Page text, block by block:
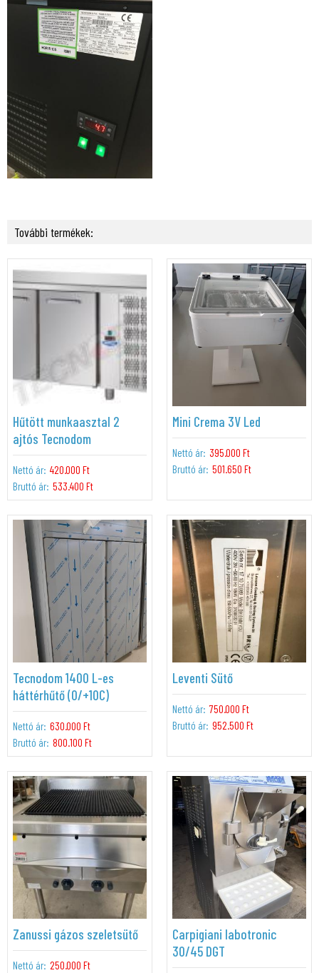
További termékek:
Hűtött munkaasztal 2
ajtós Tecnodom
Nettó ár: 420.000 Ft
Bruttó ár: 533.400 Ft
Mini Crema 3V Led
Nettó ár: 395.000 Ft
Bruttó ár: 501.650 Ft
Tecnodom 1400 L-es
háttérhűtő (0/+10C)
Nettó ár: 630.000 Ft
Bruttó ár: 800.100 Ft
Leventi Sütő
Nettó ár: 750.000 Ft
Bruttó ár: 952.500 Ft
Zanussi gázos szeletsütő
Nettó ár: 250.000 Ft
Carpigiani labotronic
30/45 DGT